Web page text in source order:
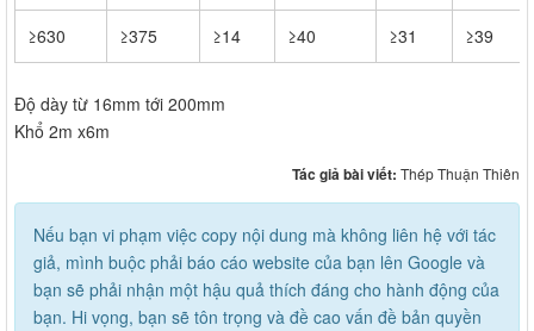
≥630 ≥375 ≥14 ≥40 ≥31 ≥39
Độ dày từ 16mm tới 200mm
Khổ 2m x6m
Tác giả bài viết: Thép Thuận Thiên
Nếu bạn vi phạm việc copy nội dung mà không liên hệ với tác
giả, mình buộc phải báo cáo website của bạn lên Google và
bạn sẽ phải nhận một hậu quả thích đáng cho hành động của
bạn. Hi vọng, bạn sẽ tôn trọng và đề cao vấn đề bản quyền